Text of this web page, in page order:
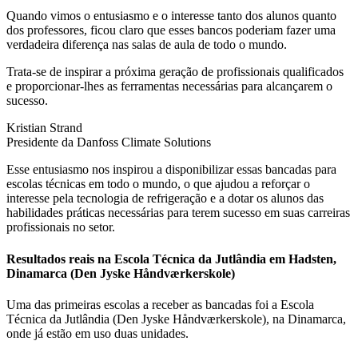
Quando vimos o entusiasmo e o interesse tanto dos alunos quanto
dos professores, ficou claro que esses bancos poderiam fazer uma
verdadeira diferença nas salas de aula de todo o mundo.
Trata-se de inspirar a próxima geração de profissionais qualificados
e proporcionar-lhes as ferramentas necessárias para alcançarem o
sucesso.
Kristian Strand
Presidente da Danfoss Climate Solutions
Esse entusiasmo nos inspirou a disponibilizar essas bancadas para
escolas técnicas em todo o mundo, o que ajudou a reforçar o
interesse pela tecnologia de refrigeração e a dotar os alunos das
habilidades práticas necessárias para terem sucesso em suas carreiras
profissionais no setor.
Resultados reais na Escola Técnica da Jutlândia em Hadsten,
Dinamarca (Den Jyske Håndværkerskole)
Uma das primeiras escolas a receber as bancadas foi a Escola
Técnica da Jutlândia (Den Jyske Håndværkerskole), na Dinamarca,
onde já estão em uso duas unidades.